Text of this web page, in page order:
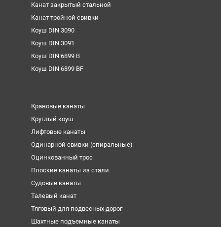
Канат закрытый стальной
Канат тройной свивки
Коуш DIN 3090
Коуш DIN 3091
Коуш DIN 6899 B
Коуш DIN 6899 BF
Крановые канаты
Круглый коуш
Лифтовые канаты
Одинарной свивки (спиральные)
Оцинкованный трос
Плоские канаты из стали
Судовые канаты
Талевый канат
Тяговый для подвесных дорог
Шахтные подъемные канаты